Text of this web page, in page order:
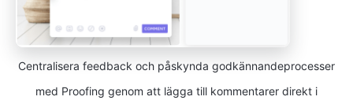
Centralisera feedback och påskynda godkännandeprocesser
med Proofing genom att lägga till kommentarer direkt i